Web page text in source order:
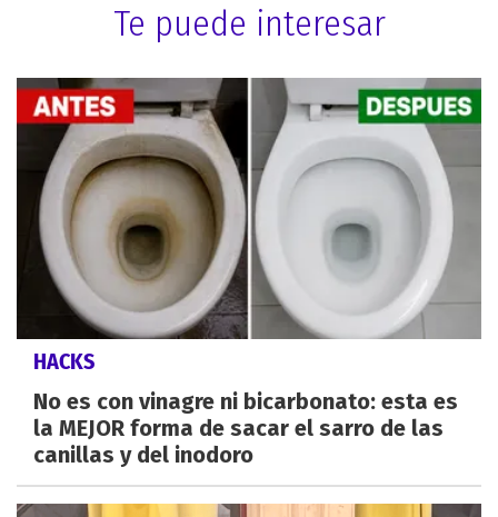
Te puede interesar
HACKS
No es con vinagre ni bicarbonato: esta es
la MEJOR forma de sacar el sarro de las
canillas y del inodoro